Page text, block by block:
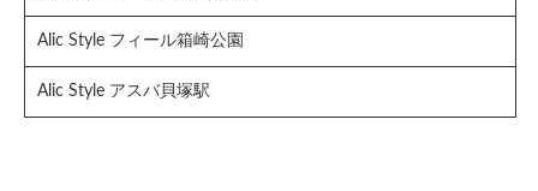
Alic Style フィール箱崎公園
Alic Style アスバ貝塚駅